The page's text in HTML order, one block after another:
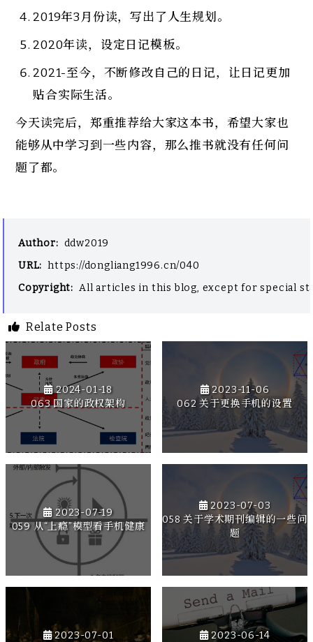
2019年3月份读，写出了人生规划。
2020年读，设定日记模板。
2021-至今，不断修改自己的日记，让日记更加
贴合实际生活。
今天读完后，郑重推荐给大家这本书，希望大家也
能够从中学习到一些内容，那么推书就没有任何问
题了都。
Author: ddw2019
URL: https://dongliang1996.cn/040
Copyright: All articles in this blog, except for special
Relate Posts
2024-01-18
063 国家的政权架构
2023-11-06
062 关于更换手机的设置
2023-07-19
059 从“上瘾”模型看手机健康
2023-07-03
058 关于学术期刊编辑的一些问
题
2023-07-01
2023-06-14